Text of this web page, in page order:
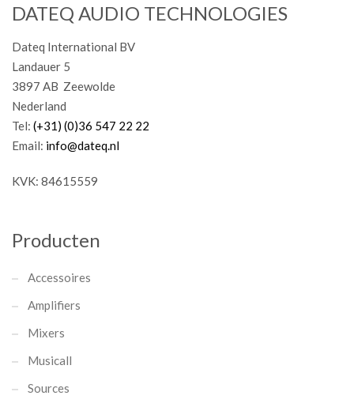
DATEQ AUDIO TECHNOLOGIES
Dateq International BV
Landauer 5
3897 AB Zeewolde
Nederland
Tel: (+31) (0)36 547 22 22
Email: info@dateq.nl
KVK: 84615559
Producten
Accessoires
Amplifiers
Mixers
Musicall
Sources